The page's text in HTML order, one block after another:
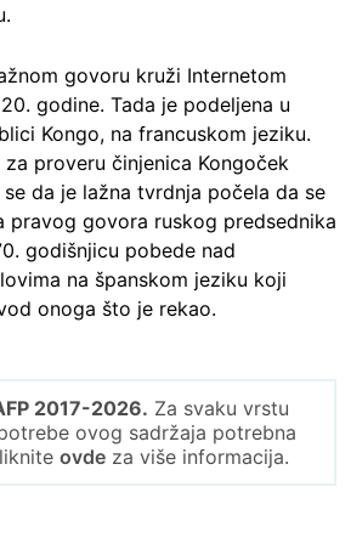
govoru kruži Internetom
godine. Tada je podeljena u
Kongo, na francuskom jeziku.
proveru činjenica Kongoček
se da je lažna tvrdnja počela da se
pravog govora ruskog predsednika
godišnjicu pobede nad
na španskom jeziku koji
onoga što je rekao.
2017-2026. Za svaku vrstu
ovog sadržaja potrebna
ovdeza više informacija.